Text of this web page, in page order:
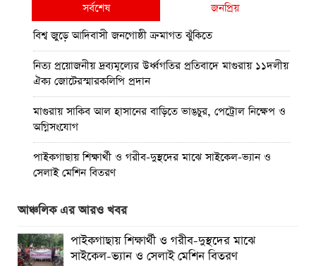
সর্বশেষ
জনপ্রিয়
বিশ্ব জুড়ে আদিবাসী জনগোষ্ঠী ক্রমাগত ঝুঁকিতে
নিত্য প্রয়োজনীয় দ্রব্যমূল্যের উর্ধ্বগতির প্রতিবাদে মাগুরায় ১১দলীয়
ঐক্য জোটেরস্মারকলিপি প্রদান
মাগুরায় সাকিব আল হাসানের বাড়িতে ভাঙচুর, পেট্রোল নিক্ষেপ ও
অগ্নিসংযোগ
পাইকগাছায় শিক্ষার্থী ও গরীব-দুস্থদের মাঝে সাইকেল-ভ্যান ও
সেলাই মেশিন বিতরণ
পাইকগাছায় জুলাই উদযাপন উপলক্ষে বিএনপির আনন্দ মিছিল ও
সমাবেশ
পাইকগাছায় জুলাই গণঅভ্যুত্থান দিবস পালিত
আঞ্চলিক এর আরও খবর
পাইকগাছায় শিক্ষার্থী ও গরীব-দুস্থদের মাঝে
সাইকেল-ভ্যান ও সেলাই মেশিন বিতরণ